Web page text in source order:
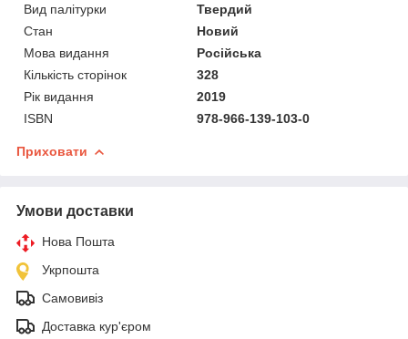
Вид палітурки
Твердий
Стан
Новий
Мова видання
Російська
Кількість сторінок
328
Рік видання
2019
ISBN
978-966-139-103-0
Приховати
Умови доставки
Нова Пошта
Укрпошта
Самовивіз
Доставка кур'єром